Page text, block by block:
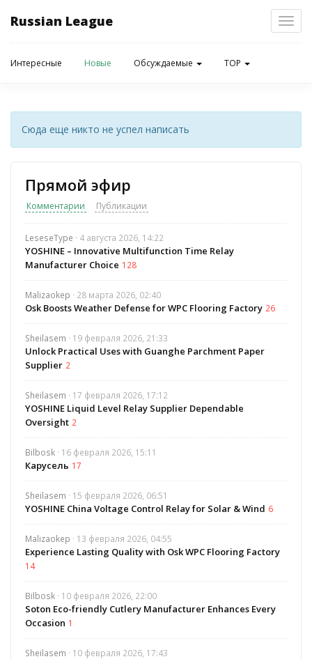
Russian League
Интересные Новые Обсуждаемые TOP
Сюда еще никто не успел написать
Прямой эфир
Комментарии Публикации
LeseseType · 4 августа 2026, 14:22
YOSHINE – Innovative Multifunction Time Relay
Manufacturer Choice 128
Malizaokep · 28 марта 2026, 02:40
Osk Boosts Weather Defense for WPC Flooring Factory 26
Sheilasem · 19 февраля 2026, 21:33
Unlock Practical Uses with Guanghe Parchment Paper
Supplier 2
Sheilasem · 17 февраля 2026, 17:12
YOSHINE Liquid Level Relay Supplier Dependable
Oversight 2
Bilbosk · 16 февраля 2026, 15:11
Карусель 17
Sheilasem · 15 февраля 2026, 06:51
YOSHINE China Voltage Control Relay for Solar & Wind 6
Malizaokep · 13 февраля 2026, 04:55
Experience Lasting Quality with Osk WPC Flooring Factory
14
Bilbosk · 10 февраля 2026, 22:00
Soton Eco-friendly Cutlery Manufacturer Enhances Every
Occasion 1
Sheilasem · 10 февраля 2026, 17:43